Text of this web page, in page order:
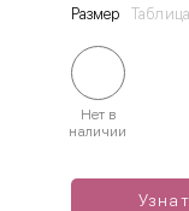
Размер
Нет в
наличии